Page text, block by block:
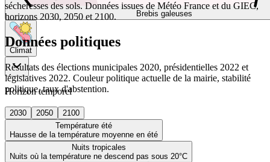
Brebis galeuses
Climat
Horizon temporel
2030 2050
2100
Température été
Hausse de la température moyenne en été
Nuits tropicales
Nuits où la température ne descend pas sous 20°C
sécheresses des sols. Données issues de Météo France et du GIEC,
horizons 2030, 2050 et 2100.
Données politiques
Résultats des élections municipales 2020, présidentielles 2022 et
législatives 2022. Couleur politique actuelle de la mairie, stabilité
politique, taux d'abstention.